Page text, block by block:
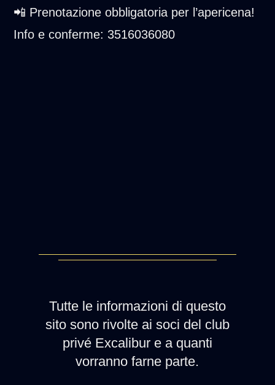
📲 Prenotazione obbligatoria per l’apericena!
Info e conferme: 3516036080
Tutte le informazioni di questo
sito sono rivolte ai soci del club
privé Excalibur e a quanti
vorranno farne parte.